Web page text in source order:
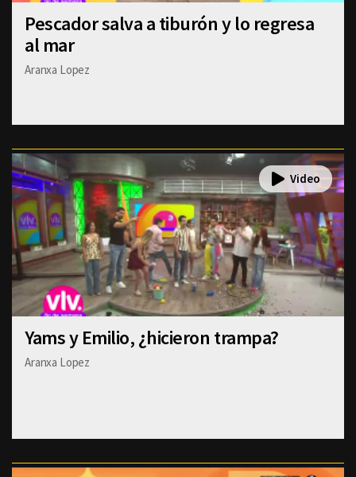
Pescador salva a tiburón y lo regresa
al mar
Aranxa Lopez
Yams y Emilio, ¿hicieron trampa?
Aranxa Lopez